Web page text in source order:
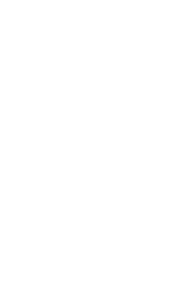
ーディネートもキマります